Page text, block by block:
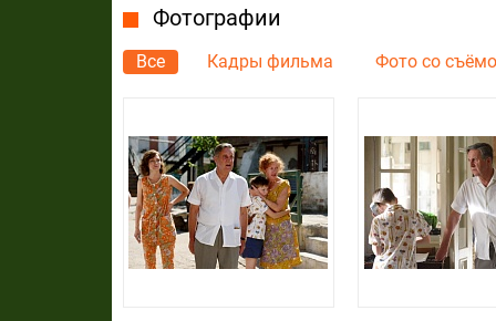
Фотографии
Все Кадры фильма Фото со